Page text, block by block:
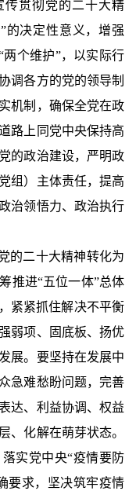
贯彻党的二十大精
的决定性意义，增强
两个维护”，以实际行
调各方的党的领导制
机制，确保全党在政
路上同党中央保持高
的政治建设，严明政
组）主体责任，提高
治领悟力、政治执行
二十大精神转化为
推进“五位一体”总体
紧紧抓住解决不平衡
弱项、固底板、扬优
展。要坚持在发展中
急难愁盼问题，完善
达、利益协调、权益
、化解在萌芽状态。
实党中央“疫情要防
要求，坚决筑牢疫情